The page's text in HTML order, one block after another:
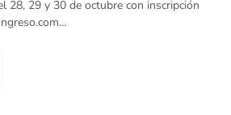
28, 29 y 30 de octubre con inscripción